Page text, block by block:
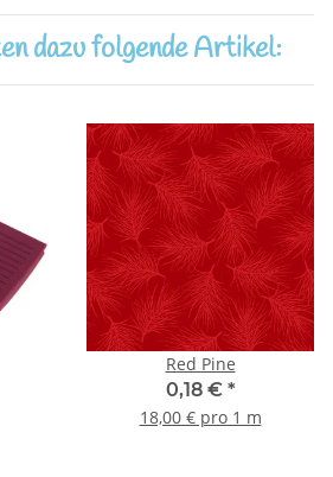
dazu folgende Artikel:
Red Pine
0,18 € *
18,00 € pro 1 m